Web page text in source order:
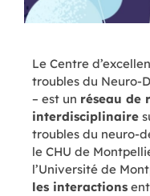
Le Centre
troubles du Neuro-
– est un réseau de
interdisciplinaire
troubles du neuro-
le CHU de
l’Université de
les interactions